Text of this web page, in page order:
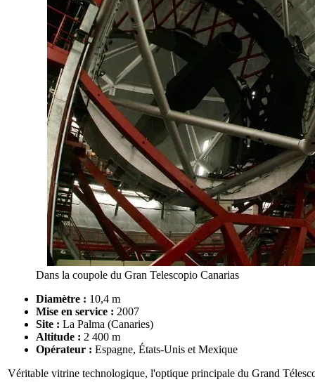
Dans la coupole du Gran Telescopio Canarias
Diamètre : 10,4 m
Mise en service : 2007
Site : La Palma (Canaries)
Altitude : 2 400 m
Opérateur : Espagne, États-Unis et Mexique
Véritable vitrine technologique, l'optique principale du Grand